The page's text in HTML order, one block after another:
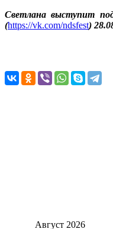
Светлана выступит
(https://vk.com/ndsfest)
Август 2026